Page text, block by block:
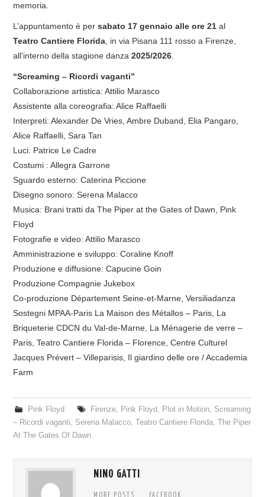
memoria.
L’appuntamento è persabato 17 gennaio alle ore 21 al
Teatro Cantiere Florida , in via Pisana 111 rosso a Firenze,
all’interno della stagione danza2025/2026
“Screaming – Ricordi vaganti”
Collaborazione artistica: Attilio Marasco
Assistente alla coreografia: Alice Raffaelli
Interpreti: Alexander De Vries, Ambre Duband, Elia Pangaro,
Alice Raffaelli, Sara Tan
Luci: Patrice Le Cadre
Costumi : Allegra Garrone
Sguardo esterno: Caterina Piccione
Disegno sonoro: Serena Malacco
Musica: Brani tratti da The Piper at the Gates of Dawn, Pink
Floyd
Fotografie e video: Attilio Marasco
Amministrazione e sviluppo: Coraline Knoff
Produzione e diffusione: Capucine Goin
Produzione Compagnie Jukebox
Co-produzione Département Seine-et-Marne, Versiliadanza
Sostegni MPAA-Paris La Maison des Métallos – Paris, La
Briqueterie CDCN du Val-de-Marne, La Ménagerie de verre –
Paris, Teatro Cantiere Florida – Florence, Centre Culturel
Jacques Prévert – Villeparisis, Il giardino delle ore / Accademia
Farm
Pink Floyd Firenze, Pink Floyd, Plot in Motion, Screaming
– Ricordi vaganti, Serena Malacco, Teatro Cantiere Florida,
The Piper
At The Gates Of Dawn
NINO GATTI